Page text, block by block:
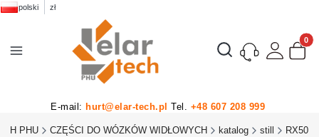
polski zł
Otwórz wyszukiwarkę
E-mail: hurt@elar-tech.pl Tel. +48 607 208 999
PHU CZĘŚCI DO WÓZKÓW WIDŁOWYCH katalog still RX50